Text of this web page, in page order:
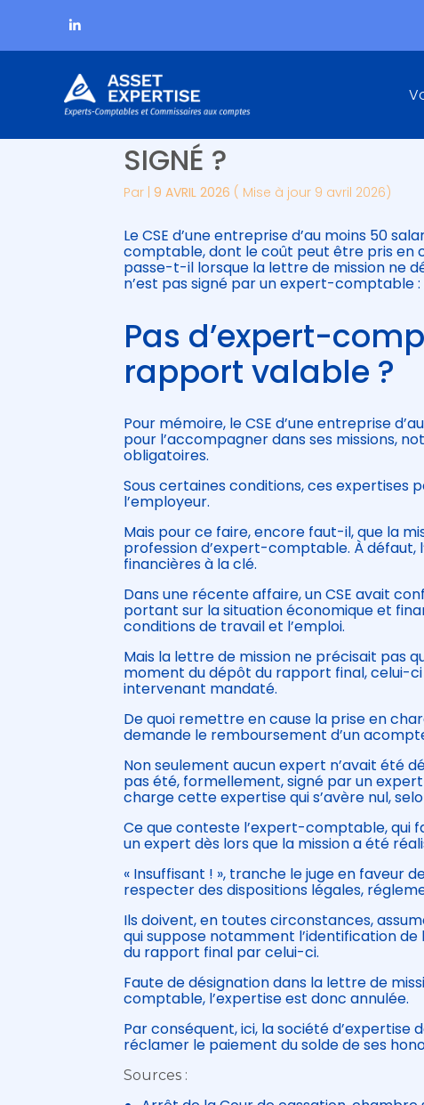
Aller
au
EXPERTISE DU CSE :
SIGNÉ ?
Par |9 AVRIL 2026 ( Mise à jour 9 avril 2026)
Le CSE d’une entreprise d’au moins 50
comptable, dont le coût peut être pris en
passe-t-il lorsque la lettre de mission ne
n’est pas signé par un expert-comptable
Pas d’expert-
rapport valable ?
Pour mémoire, le CSE d’une entreprise
pour l’accompagner dans ses missions,
obligatoires.
Sous certaines conditions, ces expertises
l’employeur.
Mais pour ce faire, encore faut-il, que la
profession d’expert-comptable. À défaut,
financières à la clé.
Dans une récente affaire, un CSE avait
portant sur la situation économique et
conditions de travail et l’emploi.
Mais la lettre de mission ne précisait pas
moment du dépôt du rapport final, celui-
intervenant mandaté.
De quoi remettre en cause la prise en
demande le remboursement d’un
Non seulement aucun expert n’avait été
pas été, formellement, signé par un
charge cette expertise qui s’avère nul,
Ce que conteste l’expert-comptable, qui
un expert dès lors que la mission a été
« Insuffisant ! », tranche le juge en faveur
respecter des dispositions légales,
Ils doivent, en toutes circonstances,
qui suppose notamment l’identification
du rapport final par celui-ci.
Faute de désignation dans la lettre de
comptable, l’expertise est donc annulée.
Par conséquent, ici, la société
réclamer le paiement du solde de ses
Sources :